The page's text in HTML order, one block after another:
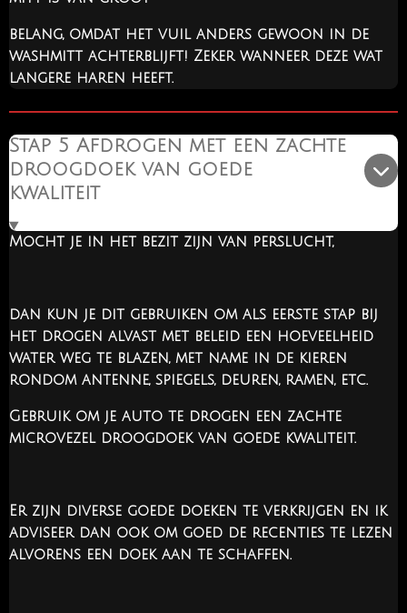
belang, omdat het vuil anders gewoon in de
washmitt achterblijft! Zeker wanneer deze wat
langere haren heeft.
Stap 5 Afdrogen met een zachte
droogdoek van goede
kwaliteit
Mocht je in het bezit zijn van perslucht,
dan kun je dit gebruiken om als eerste stap bij
het drogen alvast met beleid een hoeveelheid
water weg te blazen, met name in de kieren
rondom antenne, spiegels, deuren, ramen, etc.
Gebruik om je auto te drogen een zachte
microvezel droogdoek van goede kwaliteit.
Er zijn diverse goede doeken te verkrijgen en ik
adviseer dan ook om goed de recenties te lezen
alvorens een doek aan te schaffen.